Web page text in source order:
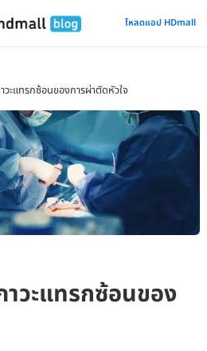
โหลดแอป HDmall
วะแทรกซ้อนของการผ่าตัดหัวใจ
าวะแทรกซ้อนของ